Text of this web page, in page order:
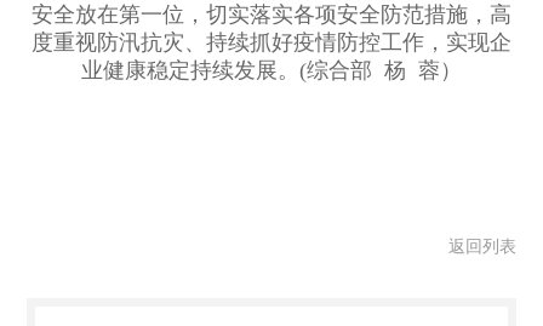
安全放在第一位，切实落实各项安全防范措施，高
度重视防汛抗灾、持续抓好疫情防控工作，实现企
业健康稳定持续发展。(综合部 杨 蓉）
返回列表